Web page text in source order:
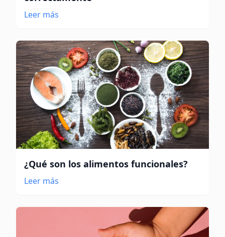
Leer más
¿Qué son los alimentos funcionales?
Leer más